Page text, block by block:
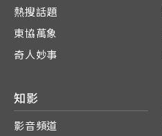
熱搜話題
東協萬象
奇人妙事
知影
影音頻道